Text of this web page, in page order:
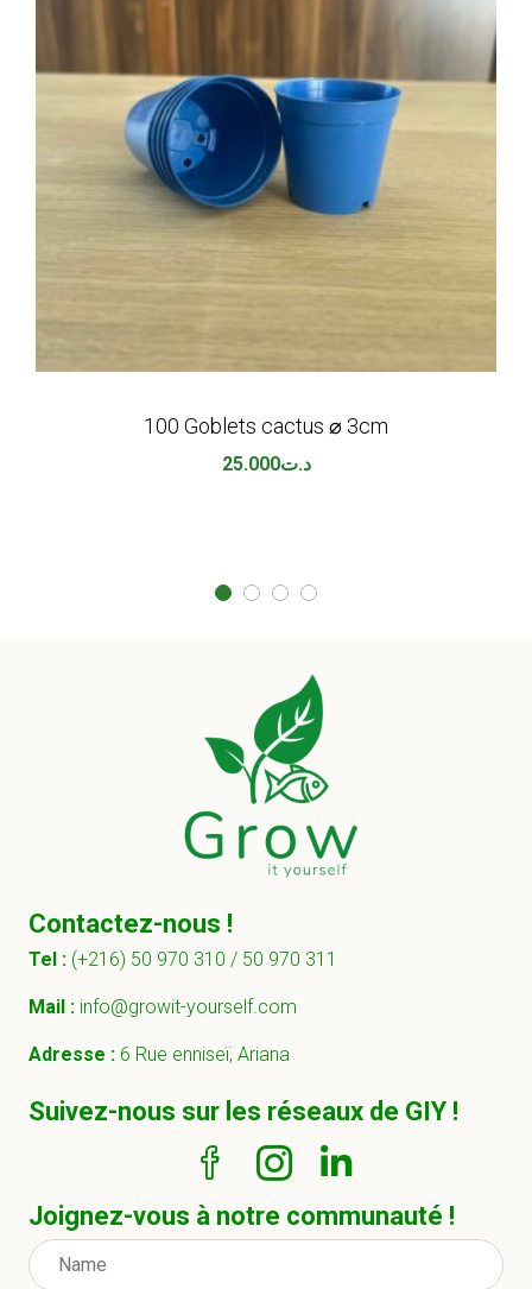
100 Goblets cactus ⌀ 3cm
د.ت25.000
Contactez-nous !
Tel : (+216) 50 970 310 / 50 970 311
Mail : info@growit-yourself.com
Adresse : 6 Rue enniseï, Ariana
Suivez-nous sur les réseaux de GIY !
Joignez-vous à notre communauté !